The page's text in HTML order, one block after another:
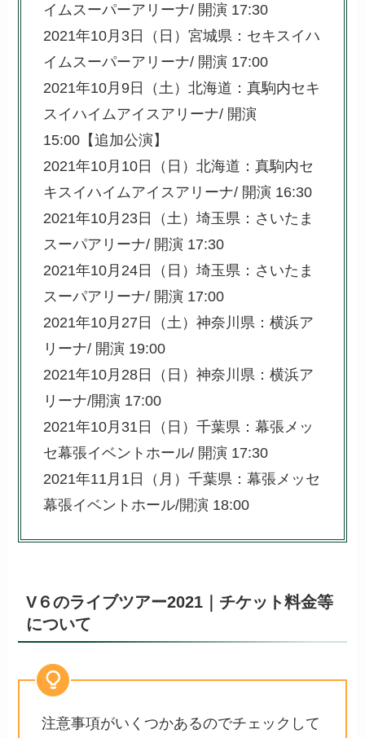
イムスーパーアリーナ/ 開演 17:30
2021年10月3日（日）宮城県：セキスイハ
イムスーパーアリーナ/ 開演 17:00
2021年10月9日（土）北海道：真駒内セキ
スイハイムアイスアリーナ/ 開演
15:00【追加公演】
2021年10月10日（日）北海道：真駒内セ
キスイハイムアイスアリーナ/ 開演 16:30
2021年10月23日（土）埼玉県：さいたま
スーパアリーナ/ 開演 17:30
2021年10月24日（日）埼玉県：さいたま
スーパアリーナ/ 開演 17:00
2021年10月27日（土）神奈川県：横浜ア
リーナ/ 開演 19:00
2021年10月28日（日）神奈川県：横浜ア
リーナ/開演 17:00
2021年10月31日（日）千葉県：幕張メッ
セ幕張イベントホール/ 開演 17:30
2021年11月1日（月）千葉県：幕張メッセ
幕張イベントホール/開演 18:00
V６のライブツアー2021｜チケット料金等
について
注意事項がいくつかあるのでチェックして